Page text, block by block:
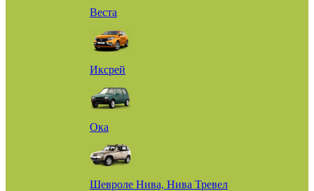
Веста
Иксрей
Ока
Шевроле Нива, Нива Тревел